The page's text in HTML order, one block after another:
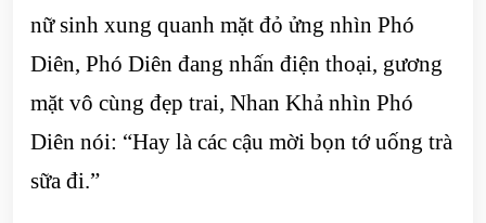
nữ sinh xung quanh mặt đỏ ửng nhìn Phó
Diên, Phó Diên đang nhấn điện thoại, gương
mặt vô cùng đẹp trai, Nhan Khả nhìn Phó
Diên nói: “Hay là các cậu mời bọn tớ uống trà
sữa đi.”